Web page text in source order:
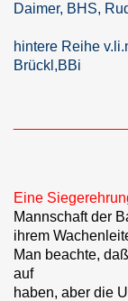
Daimer, BHS,
hintere Reihe
Brückl,BBi
Euringer,
Eine
Mannschaft der
ihrem
Man beachte,
auf
haben, aber die